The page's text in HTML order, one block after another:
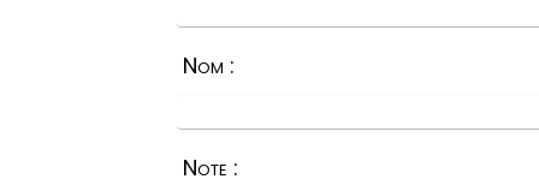
Nom :
Note :